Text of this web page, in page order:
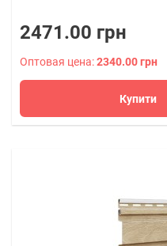
2471.00 грн
Оптовая цена:2340.00 грн
Купити